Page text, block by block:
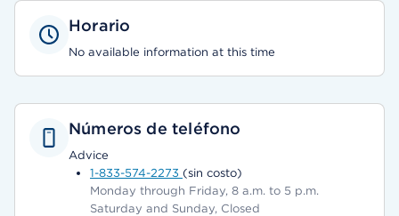
Horario
No available information at this time
Números de teléfono
Advice
1-833-574-2273 (sin costo)
Monday through Friday, 8 a.m. to 5 p.m.
Saturday and Sunday, Closed